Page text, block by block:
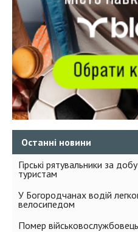
Останні новини
Гірські рятувальники за
туристам
У Богородчанах водій
велосипедом
Помер